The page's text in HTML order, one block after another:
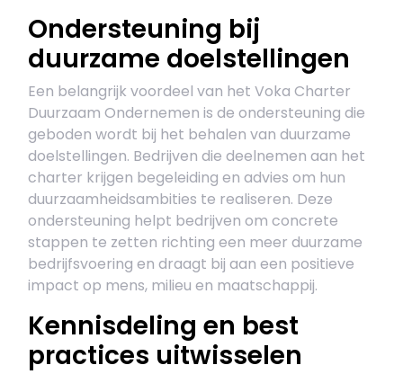
Ondersteuning bij
duurzame doelstellingen
Een belangrijk voordeel van het Voka Charter
Duurzaam Ondernemen is de ondersteuning die
geboden wordt bij het behalen van duurzame
doelstellingen. Bedrijven die deelnemen aan het
charter krijgen begeleiding en advies om hun
duurzaamheidsambities te realiseren. Deze
ondersteuning helpt bedrijven om concrete
stappen te zetten richting een meer duurzame
bedrijfsvoering en draagt bij aan een positieve
impact op mens, milieu en maatschappij.
Kennisdeling en best
practices uitwisselen